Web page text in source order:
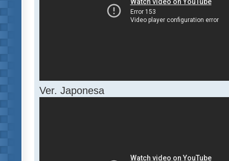
Ver. Japonesa